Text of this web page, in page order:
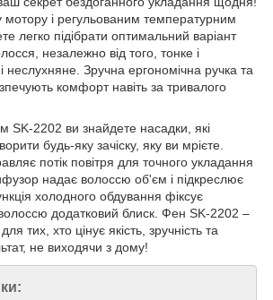
і регульованим температурним
легко підібрати оптимальний варіант
незалежно від того, тонке і
неслухняне. Зручна ергономічна ручка та
комфорт навіть за тривалого
SK-2202 ви знайдете насадки, які
будь-яку зачіску, яку ви мрієте.
потік повітря для точного укладання
надає волоссю об'єм і підкреслює
холодного обдування фіксує
додатковий блиск. Фен SK-2202 –
тих, хто цінує якість, зручність та
не виходячи з дому!